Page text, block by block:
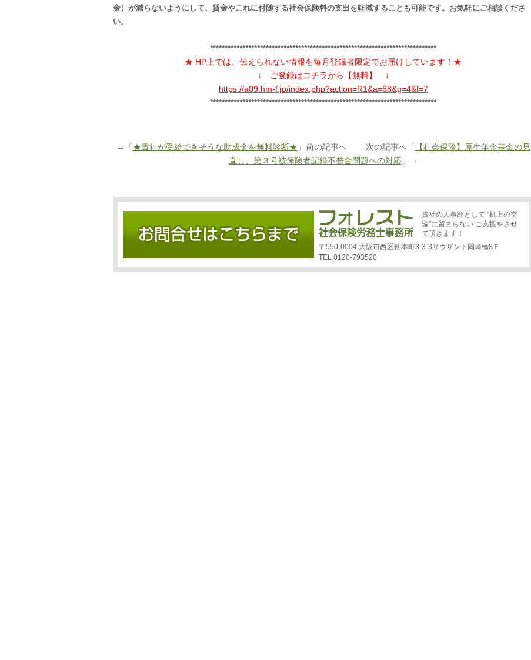
金）が減らないようにして、賃金やこれに付随する社会保険料の支出を軽減することも可能です。お気軽にご相談くださ
い。
*****************************************************************************
★ HP上では、伝えられない情報を毎月登録者限定でお届けしています！★
↓ ご登録はコチラから【無料】 ↓
https://a09.hm-f.jp/index.php?action=R1&a=68&g=4&f=7
*****************************************************************************
←「 ★貴社が受給できそうな助成金を無料診断★ 」前の記事へ 次の記事へ「
【社会保険】厚生年金基金の見
直し、第３号被保険者記録不整合問題への対応」→
貴社の人事部として "机上の空
論"に留まらない ご支援をさせ
て頂きます！
〒550-0004 大阪市西区靭本町3-3-3サウザント岡崎橋8Ｆ
TEL:0120-793520